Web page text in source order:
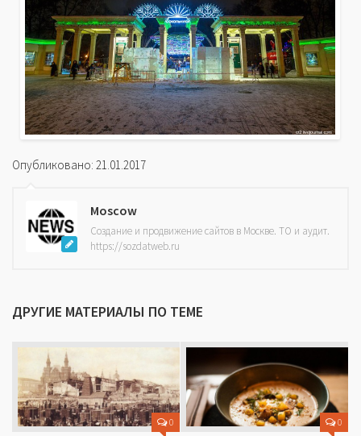
Опубликовано: 21.01.2017
Moscow
Создание и продвижение сайтов в Москве. ТО и аудит.
https://sozdatweb.ru
ДРУГИЕ МАТЕРИАЛЫ ПО ТЕМЕ
0 0